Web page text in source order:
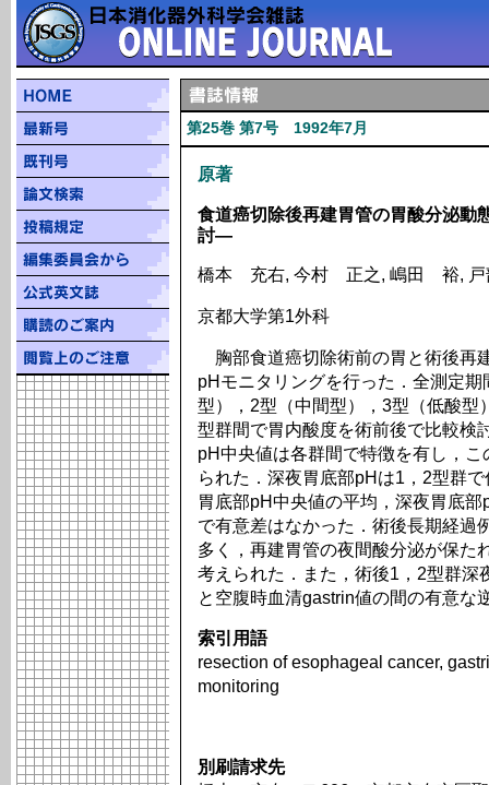
第25巻 第7号 1992年7月
原著
食道癌切除後再建胃管の胃酸分泌
討―
橋本 充右, 今村 正之, 嶋田 裕,
京都大学第1外科
胸部食道癌切除術前の胃と術後再
pHモニタリングを行った．全測定
型），2型（中間型），3型（低酸型
型群間で胃内酸度を術前後で比較検
pH中央値は各群間で特徴を有し，
られた．深夜胃底部pHは1，2型群
胃底部pH中央値の平均，深夜胃底
で有意差はなかった．術後長期経過
多く，再建胃管の夜間酸分泌が保た
考えられた．また，術後1，2型群
と空腹時血清gastrin値の間の有意な
索引用語
resection of esophageal cancer,
monitoring
別刷請求先